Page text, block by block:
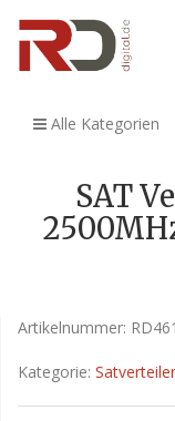
Alle Kategorien
SAT
Artikelnummer:
Kategorie: